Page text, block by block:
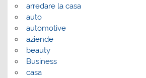
arredare la casa
auto
automotive
aziende
beauty
Business
casa